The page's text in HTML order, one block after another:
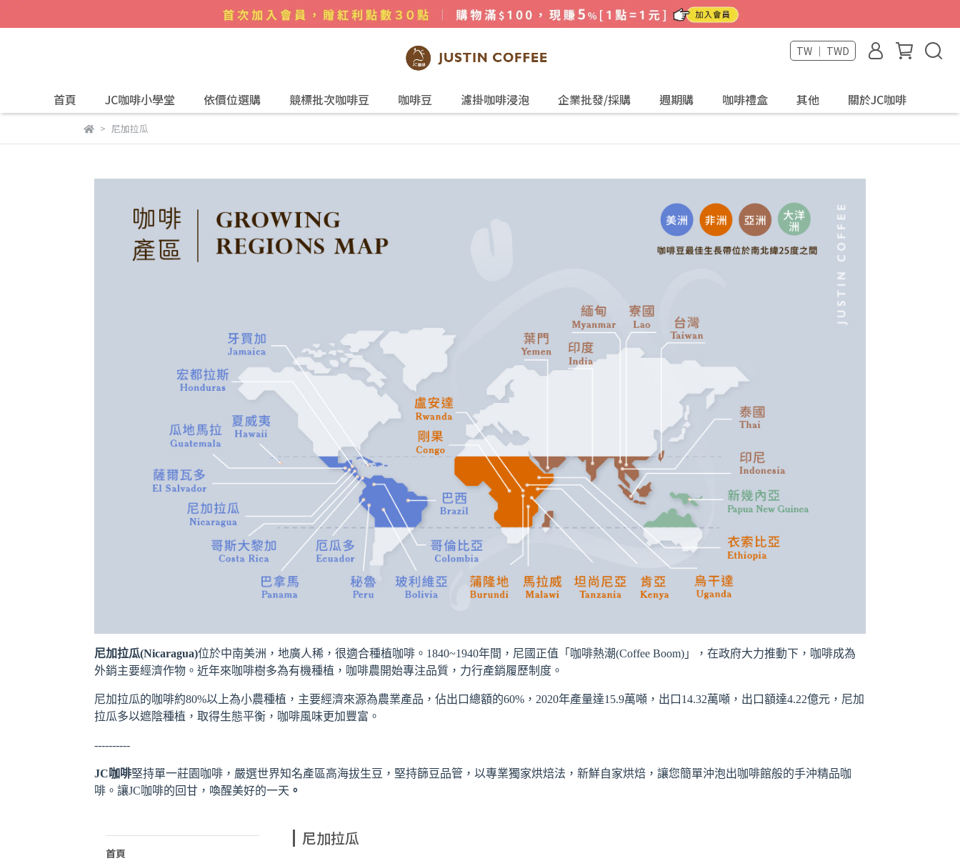
TW ｜ TWD
首頁 JC咖啡小學堂 依價位選購 競標批次咖啡豆 咖啡豆 濾掛咖啡浸泡 企業批發/採購 週期購 咖啡禮盒 其他 關於JC咖啡
尼加拉瓜
尼加拉瓜(Nicaragua)位於中南美洲，地廣人稀，很適合種植咖啡。1840~1940年間，尼國正值「咖啡熱潮(Coffee Boom)」，在政府大力推動下，咖啡成為
外銷主要經濟作物。近年來咖啡樹多為有機種植，咖啡農開始專注品質，力行產銷履歷制度。
尼加拉瓜的咖啡約80%以上為小農種植，主要經濟來源為農業產品，佔出口總額的60%，2020年產量達15.9萬噸，出口14.32萬噸，出口額達4.22億元，尼加
拉瓜多以遮陰種植，取得生態平衡，咖啡風味更加豐富。
----------
​JC咖啡堅持單一莊園咖啡，嚴選世界知名產區高海拔生豆，堅持篩豆品管，以專業獨家烘焙法，新鮮自家烘焙，讓您簡單沖泡出咖啡館般的手沖精品咖
啡。讓JC咖啡的回甘，喚醒美好的一天 。
首頁
尼加拉瓜